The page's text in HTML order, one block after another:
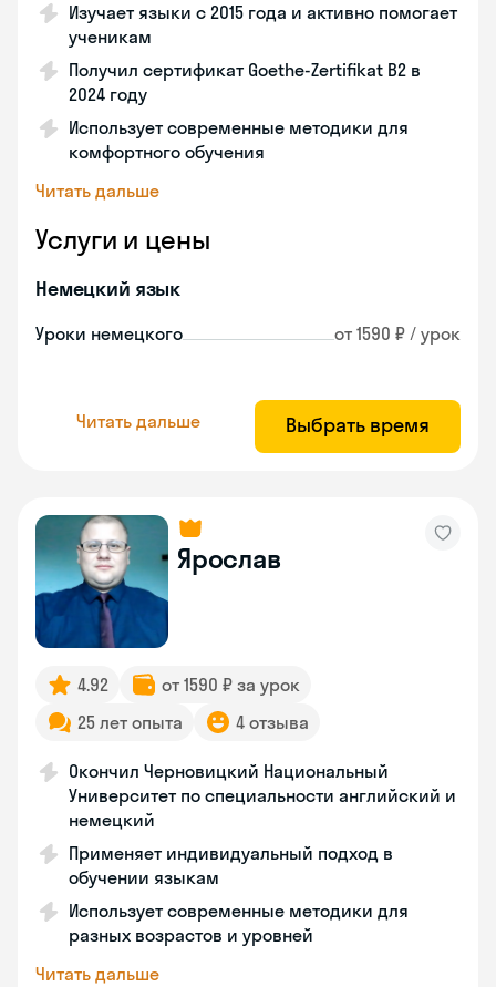
Изучает языки с 2015 года и активно помогает
ученикам
Получил сертификат Goethe-Zertifikat B2 в
2024 году
Использует современные методики для
комфортного обучения
Читать дальше
Услуги и цены
Немецкий язык
Уроки немецкого от 1590 ₽ / урок
Читать дальше Выбрать время
Ярослав
4.92
от 1590 ₽ за урок
25 лет опыта
4 отзыва
Окончил Черновицкий Национальный
Университет по специальности английский и
немецкий
Применяет индивидуальный подход в
обучении языкам
Использует современные методики для
разных возрастов и уровней
Читать дальше